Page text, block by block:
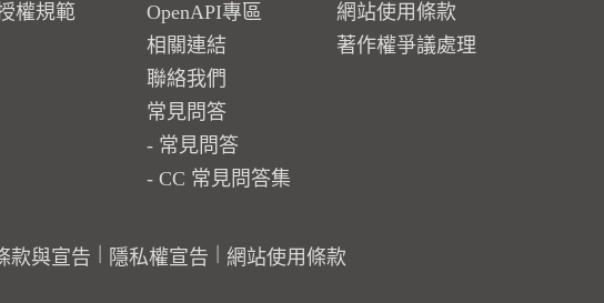
權規範
OpenAPI專區
相關連結
聯絡我們
常見問答
常見問答
CC 常見問答集
網站使用條款
著作權爭議處理
款與宣告 隱私權宣告 網站使用條款